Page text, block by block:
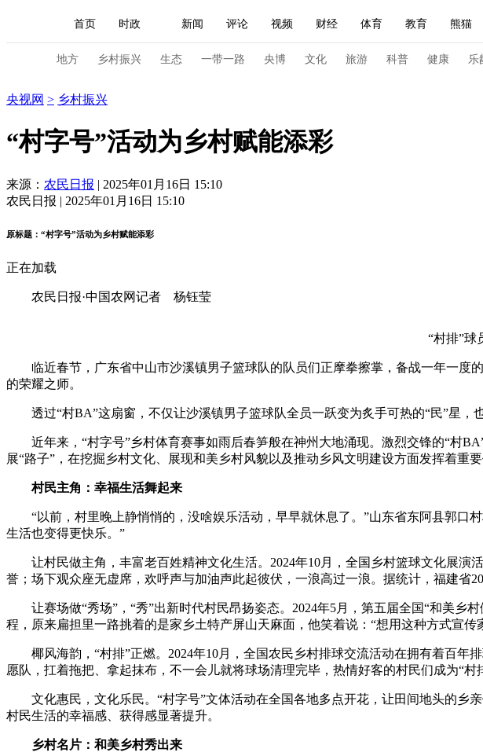
首页 时政 新闻 评论 视频 财经 体育 教育 熊猫
人民领袖习近平 中国领导人 央视快评 习式妙语 热解读 天天学
直播 栏目大全 节目单 听音 微视频 主持人 下载央视影音
海外频道 iPanda English Монгол
地方 乡村振兴 生态 一带一路 央博 文化 旅游 科普 健康 乐
新闻 国内 国际 评论
人民领袖习近平
文化体育
财经 教育 乡村振兴 生态环境 一带一路 央博 非遗 文化
大国智造 大国展会 大国保险 云顶对话 云起 超级工厂 智
央视网 > 乡村振兴
“村字号”活动为乡村赋能添彩
来源： 农民日报 | 2025年01月16日 15:10
农民日报 | 2025年01月16日 15:10
原标题：“村字号”活动为乡村赋能添彩
正在加载
农民日报·中国农网记者 杨钰莹
“村排”球
临近春节，广东省中山市沙溪镇男子篮球队的队员们正摩拳擦掌，备战一年一度
的荣耀之师。
透过“村BA”这扇窗，不仅让沙溪镇男子篮球队全员一跃变为炙手可热的“民”星，
近年来，“村字号”乡村体育赛事如雨后春笋般在神州大地涌现。激烈交锋的“村
展“路子”，在挖掘乡村文化、展现和美乡村风貌以及推动乡风文明建设方面发挥着重要
村民主角：幸福生活舞起来
“以前，村里晚上静悄悄的，没啥娱乐活动，早早就休息了。”山东省东阿县郭口
生活也变得更快乐。”
让村民做主角，丰富老百姓精神文化生活。2024年10月，全国乡村篮球文化展演
誉；场下观众座无虚席，欢呼声与加油声此起彼伏，一浪高过一浪。据统计，福建省
让赛场做“秀场”，“秀”出新时代村民昂扬姿态。2024年5月，第五届全国“和美乡
程，原来扁担里一路挑着的是家乡土特产屏山天麻面，他笑着说：“想用这种方式宣传
椰风海韵，“村排”正燃。2024年10月，全国农民乡村排球交流活动在拥有着百年
愿队，扛着拖把、拿起抹布，不一会儿就将球场清理完毕，热情好客的村民们成为“村
文化惠民，文化乐民。“村字号”文体活动在全国各地多点开花，让田间地头的乡
村民生活的幸福感、获得感显著提升。
乡村名片：和美乡村秀出来